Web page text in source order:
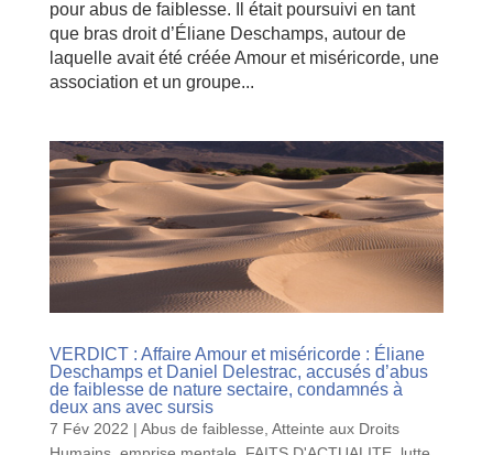
pour abus de faiblesse. Il était poursuivi en tant
que bras droit d’Éliane Deschamps, autour de
laquelle avait été créée Amour et miséricorde, une
association et un groupe...
VERDICT : Affaire Amour et miséricorde : Éliane
Deschamps et Daniel Delestrac, accusés d’abus
de faiblesse de nature sectaire, condamnés à
deux ans avec sursis
7 Fév 2022 | Abus de faiblesse Atteinte aux Droits